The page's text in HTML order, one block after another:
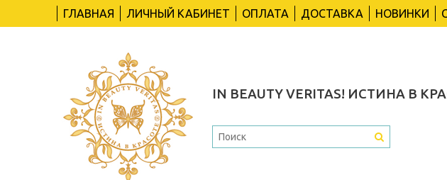
ГЛАВНАЯ ЛИЧНЫЙ КАБИНЕТ ОПЛАТА ДОСТАВКА НОВИНКИ
IN BEAUTY VERITAS! ИСТИНА В